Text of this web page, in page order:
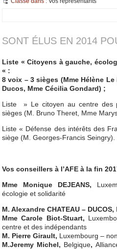
SONT ÉLUS EN 2014
Liste « Citoyens à gauche,
« :
8 voix – 3 sièges (Mme Hélène
Ducos, Mme Cécilia Gondard) ;
Liste » Le citoyen au centre
sièges (M. Bruno Theret, Mme
Liste « Défense des intérêts des
siège (M. Georges-Francis Seingry).
Vos conseillers à l’AFE à la fin
Mme Monique DEJEANS,
écologie et solidarité
M. Alexandre CHATEAU – DUCOS,
Mme Carole Biot-Stuart,
centre et des indépendants
M. Pierre Girault, Luxembourg –
M.Jeremy Michel, Belgique,